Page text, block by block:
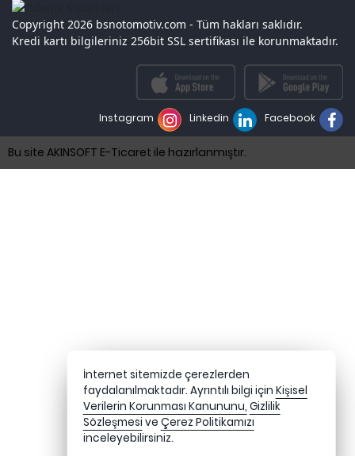
Copyright 2026 bsnotomotiv.com - Tüm hakları saklıdır.
Kredi kartı bilgileriniz 256bit SSL sertifikası ile korunmaktadır.
Facebook
Linkedin
Instagram
Bu site AKINSOFT E-Ticaret ile hazırlanmıştır.
İnternet sitemizde çerezlerden
faydalanılmaktadır. Ayrıntılı bilgi için Kişisel
Verilerin Korunması Kanununu, Gizlilik
Sözleşmesi ve Çerez Politikamızı
inceleyebilirsiniz.